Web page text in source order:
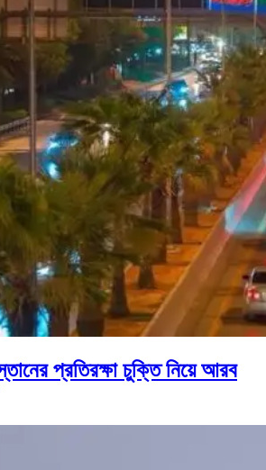
প্রতিরক্ষা চুক্তি নিয়ে আরব